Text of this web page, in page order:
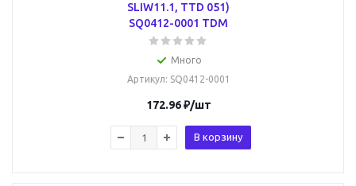
SLIW11.1, TTD 051)
SQ0412-0001 TDM
Много
Артикул: SQ0412-0001
172.96₽/шт
В корзину